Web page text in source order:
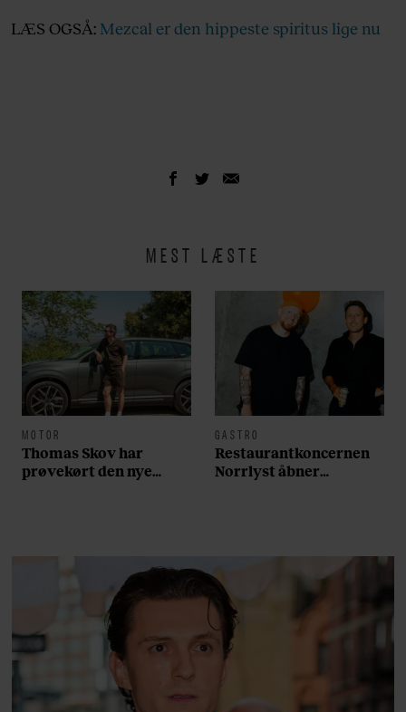
LÆS OGSÅ: Mezcal er den hippeste spiritus lige nu
MEST LÆSTE
MOTOR
Thomas Skov har
prøvekørt den nye
GASTRO
Restaurantkoncernen
Norrlyst åbner